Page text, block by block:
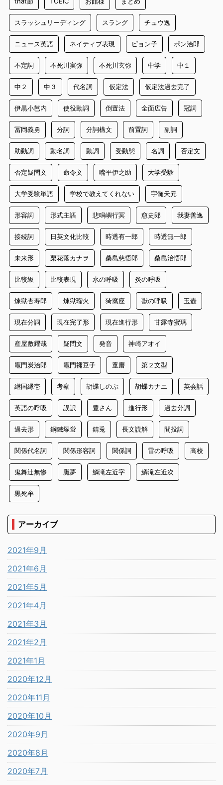
スラッシュリーディング スラング チュウ逸
ニュース英語 ネイティブ表現 ピョン子 ポン治郎
不定詞 不死川実弥 不死川玄弥 中学 中１
中２ 中３ 代名詞 仮定法 仮定法過去完了
伊黒小芭内 使役動詞 倒置法 全面広告 冠詞
冨岡義勇 分詞 分詞構文 前置詞 副詞
助動詞 動名詞 動詞 受動態 名詞 否定文
否定疑問文 命令文 嘴平伊之助 大学受験
大学受験単語 学校で教えてくれない 宇髄天元
形容詞 形式主語 悲鳴嶼行冥 愈史郎 我妻善逸
接続詞 日英文化比較 時透有一郎 時透無一郎
未来形 栗花落カナヲ 桑島慈悟郎 桑島治悟郎
比較級 比較表現 水の呼吸 炎の呼吸
煉獄杏寿郎 煉獄瑠火 猗窩座 獣の呼吸 玉壺
現在分詞 現在完了形 現在進行形 甘露寺蜜璃
産屋敷耀哉 疑問文 発音 神崎アオイ
竈門炭治郎 竈門禰豆子 童磨 第２文型
継国縁壱 考察 胡蝶しのぶ 胡蝶カナエ 英会話
英語の呼吸 誤訳 豊さん 進行形 過去分詞
過去形 鋼鐵塚蛍 錆兎 長文読解 間投詞
関係代名詞 関係形容詞 関係詞 雷の呼吸 高校
鬼舞辻無惨 魘夢 鱗滝左近字 鱗滝左近次
黒死牟
アーカイブ
2021年9月
2021年6月
2021年5月
2021年4月
2021年3月
2021年2月
2021年1月
2020年12月
2020年11月
2020年10月
2020年9月
2020年8月
2020年7月